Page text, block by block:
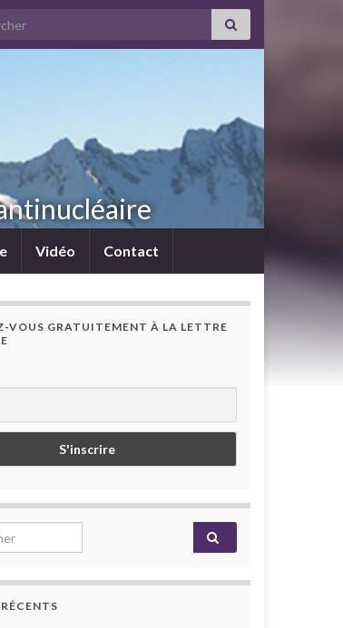
Vidéo Contact
VOUS GRATUITEMENT À LA LETTRE